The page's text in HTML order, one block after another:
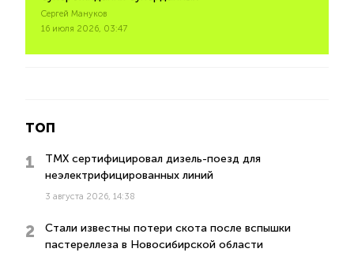
Сергей Мануков
16 июля 2026, 03:47
ТОП
ТМХ сертифицировал дизель-поезд для
неэлектрифицированных линий
3 августа 2026, 14:38
Стали известны потери скота после вспышки
пастереллеза в Новосибирской области